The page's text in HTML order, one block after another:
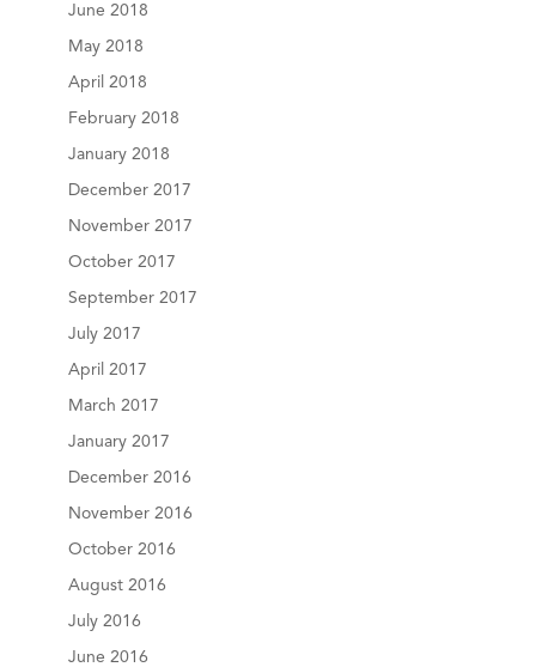
June 2018
May 2018
April 2018
February 2018
January 2018
December 2017
November 2017
October 2017
September 2017
July 2017
April 2017
March 2017
January 2017
December 2016
November 2016
October 2016
August 2016
July 2016
June 2016